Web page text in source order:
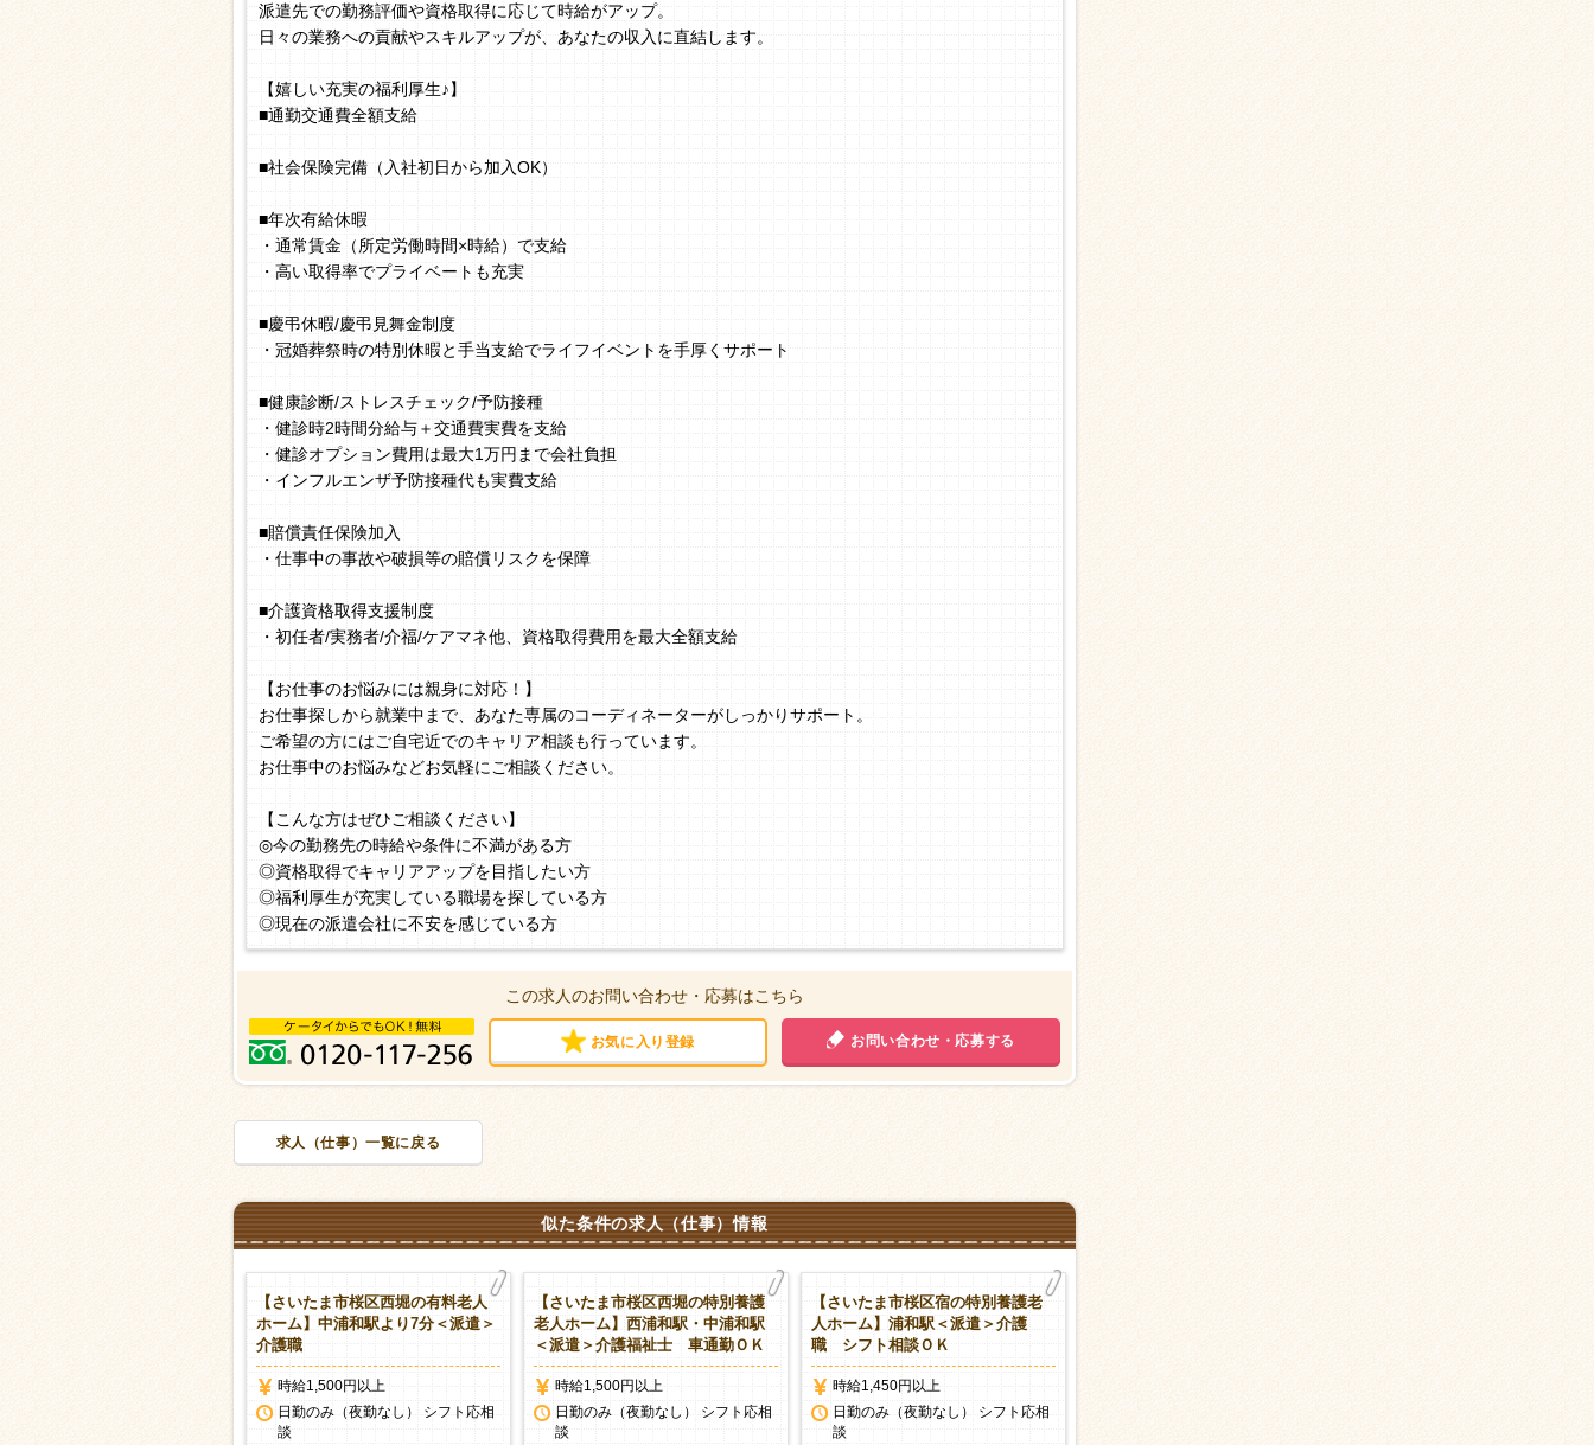
派遣先での勤務評価や資格取得に応じて時給がアップ。
日々の業務への貢献やスキルアップが、あなたの収入に直結します。
【嬉しい充実の福利厚生♪】
■通勤交通費全額支給
■社会保険完備（入社初日から加入OK）
■年次有給休暇
・通常賃金（所定労働時間×時給）で支給
・高い取得率でプライベートも充実
■慶弔休暇/慶弔見舞金制度
・冠婚葬祭時の特別休暇と手当支給でライフイベントを手厚くサポート
■健康診断/ストレスチェック/予防接種
・健診時2時間分給与＋交通費実費を支給
・健診オプション費用は最大1万円まで会社負担
・インフルエンザ予防接種代も実費支給
■賠償責任保険加入
・仕事中の事故や破損等の賠償リスクを保障
■介護資格取得支援制度
・初任者/実務者/介福/ケアマネ他、資格取得費用を最大全額支給
【お仕事のお悩みには親身に対応！】
お仕事探しから就業中まで、あなた専属のコーディネーターがしっかりサポート。
ご希望の方にはご自宅近でのキャリア相談も行っています。
お仕事中のお悩みなどお気軽にご相談ください。
【こんな方はぜひご相談ください】
◎今の勤務先の時給や条件に不満がある方
◎資格取得でキャリアアップを目指したい方
◎福利厚生が充実している職場を探している方
◎現在の派遣会社に不安を感じている方
この求人のお問い合わせ・応募はこちら
お気に入り登録 お問い合わせ・応募する
求人（仕事）一覧に戻る
似た条件の求人（仕事）情報
【さいたま市桜区西堀の有料老人
ホーム】中浦和駅より7分＜派遣＞
介護職
時給1,500円以上
日勤のみ（夜勤なし） シフト応相
談
【さいたま市桜区西堀の特別養護
老人ホーム】西浦和駅・中浦和駅
＜派遣＞介護福祉士 車通勤ＯＫ
時給1,500円以上
日勤のみ（夜勤なし） シフト応相
談
【さいたま市桜区宿の特別養護老
人ホーム】浦和駅＜派遣＞介護
職 シフト相談ＯＫ
時給1,450円以上
日勤のみ（夜勤なし） シフト応相
談